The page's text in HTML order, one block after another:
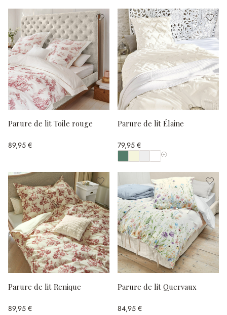
Parure de lit Toile rouge
89,95 €
Parure de lit Élaine
79,95 €
Afficher toutes les
Parure de lit Renique
89,95 €
Parure de lit Quervaux
84,95 €